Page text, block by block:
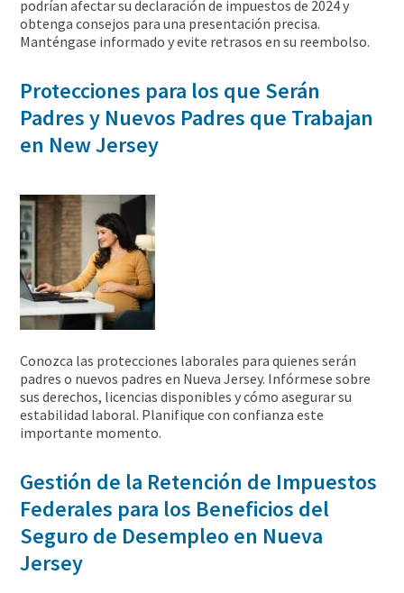
podrían afectar su declaración de impuestos de 2024 y
obtenga consejos para una presentación precisa.
Manténgase informado y evite retrasos en su reembolso.
Protecciones para los que Serán
Padres y Nuevos Padres que Trabajan
en New Jersey
Conozca las protecciones laborales para quienes serán
padres o nuevos padres en Nueva Jersey. Infórmese sobre
sus derechos, licencias disponibles y cómo asegurar su
estabilidad laboral. Planifique con confianza este
importante momento.
Gestión de la Retención de Impuestos
Federales para los Beneficios del
Seguro de Desempleo en Nueva
Jersey